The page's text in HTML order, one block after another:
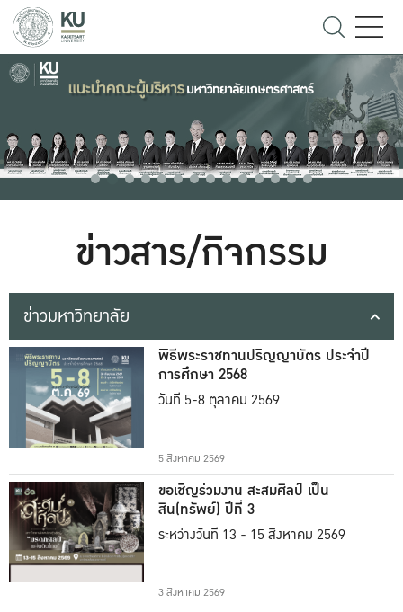
ข่าวสาร/กิจกรรม
ข่าวมหาวิทยาลัย
พิธีพระราชทานปริญญาบัตร ประจำปี
การศึกษา 2568
วันที่ 5-8 ตุลาคม 2569
5 สิงหาคม 2569
ขอเชิญร่วมงาน สะสมศิลป์ เป็น
สิน(ทรัพย์) ปีที่ 3
ระหว่างวันที่ 13 - 15 สิงหาคม 2569
3 สิงหาคม 2569